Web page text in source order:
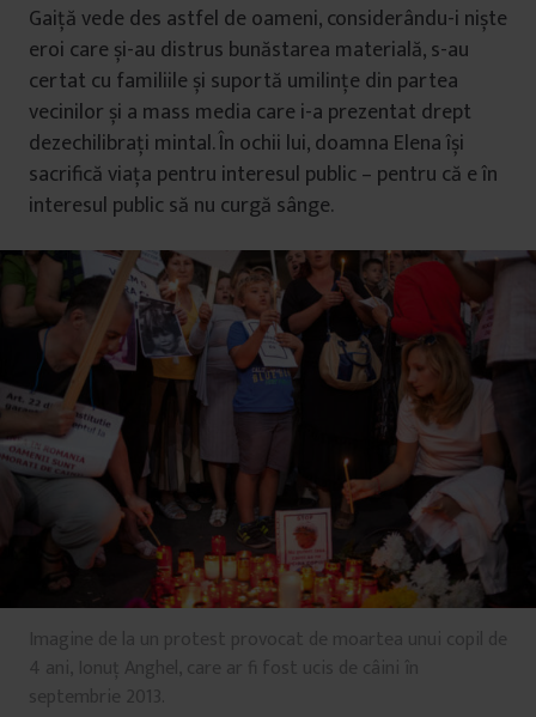
Gaiță vede des astfel de oameni, considerându-i niște
eroi care și-au distrus bunăstarea materială, s-au
certat cu familiile și suportă umilințe din partea
vecinilor și a mass media care i-a prezentat drept
dezechilibrați mintal. În ochii lui, doamna Elena își
sacrifică viața pentru interesul public – pentru că e în
interesul public să nu curgă sânge.
Imagine de la un protest provocat de moartea unui copil de
4 ani, Ionuț Anghel, care ar fi fost ucis de câini în
septembrie 2013.